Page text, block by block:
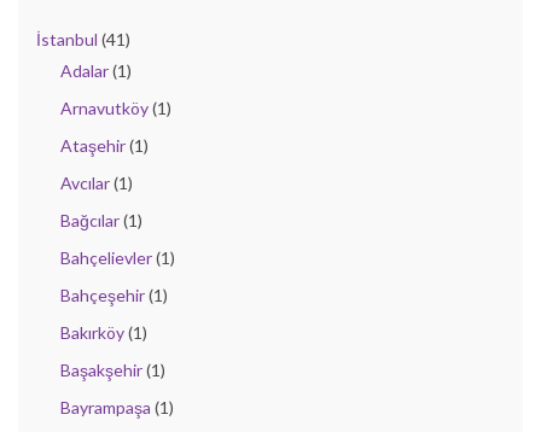
İstanbul (41)
Adalar(1)
Arnavutköy(1)
Ataşehir(1)
Avcılar(1)
Bağcılar(1)
Bahçelievler(1)
Bahçeşehir(1)
Bakırköy(1)
Başakşehir(1)
Bayrampaşa (1)